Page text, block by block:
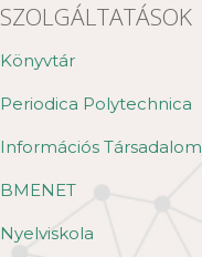
SZOLGÁLTATÁSOK
Könyvtár
Periodica Polytechnica
Információs Társadalom
BMENET
Nyelviskola